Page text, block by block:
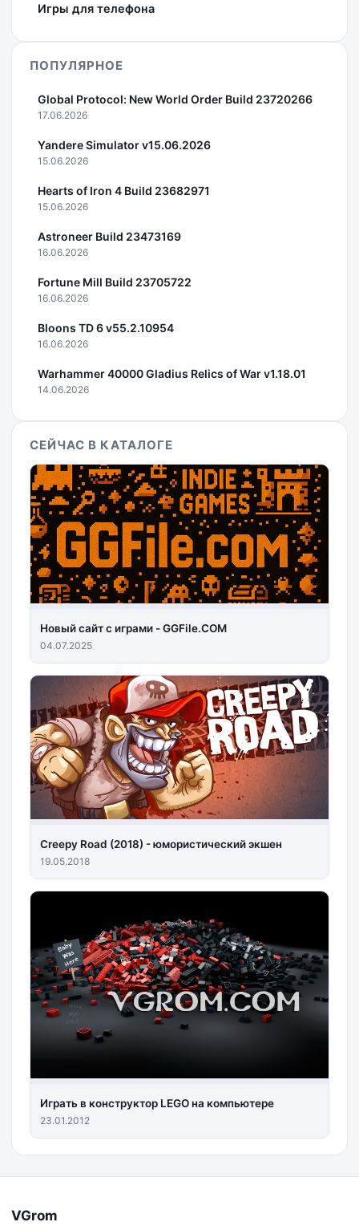
Игры для телефона
ПОПУЛЯРНОЕ
Global Protocol: New World Order Build 23720266
17.06.2026
Yandere Simulator v15.06.2026
15.06.2026
Hearts of Iron 4 Build 23682971
15.06.2026
Astroneer Build 23473169
16.06.2026
Fortune Mill Build 23705722
16.06.2026
Bloons TD 6 v55.2.10954
16.06.2026
Warhammer 40000 Gladius Relics of War v1.18.01
14.06.2026
СЕЙЧАС В КАТАЛОГЕ
Новый сайт с играми - GGFile.COM
04.07.2025
Creepy Road (2018) - юмористический экшен
19.05.2018
Играть в конструктор LEGO на компьютере
23.01.2012
VGrom